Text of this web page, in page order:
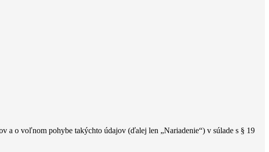
a o voľnom pohybe takýchto údajov (ďalej len „Nariadenie“) v súlade s § 19